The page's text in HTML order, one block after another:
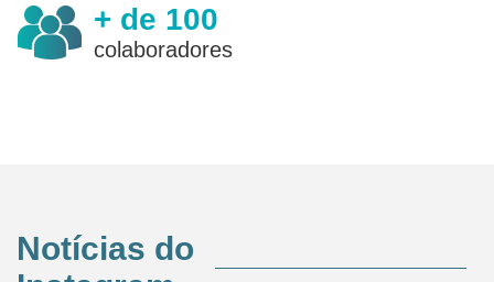
+ de 100
colaboradores
Notícias do